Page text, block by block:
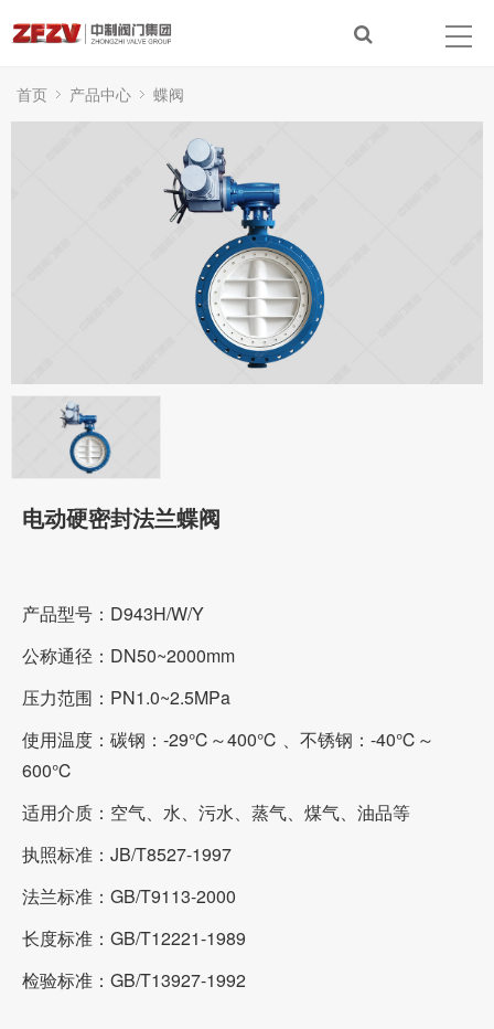
首页 产品中心 蝶阀
电动硬密封法兰蝶阀
产品型号：D943H/W/Y
公称通径：DN50~2000mm
压力范围：PN1.0~2.5MPa
使用温度：碳钢：-29℃～400℃ 、不锈钢：-40℃～
600℃
适用介质：空气、水、污水、蒸气、煤气、油品等
执照标准：JB/T8527-1997
法兰标准：GB/T9113-2000
长度标准：GB/T12221-1989
检验标准：GB/T13927-1992